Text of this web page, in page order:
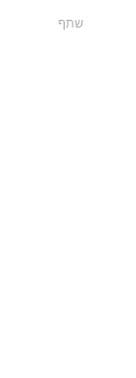
שתף